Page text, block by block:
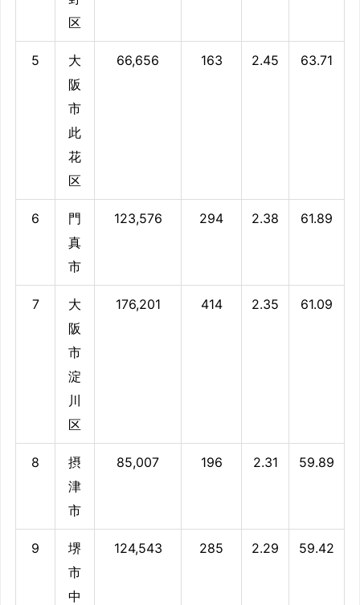
区
5
大
阪
市
此
花
区
66,656 163 2.45 63.71
6
門
真
市
123,576 294 2.38 61.89
7
大
阪
市
淀
川
区
176,201 414 2.35 61.09
8
摂
津
市
85,007 196 2.31 59.89
9
堺
市
中
124,543 285 2.29 59.42